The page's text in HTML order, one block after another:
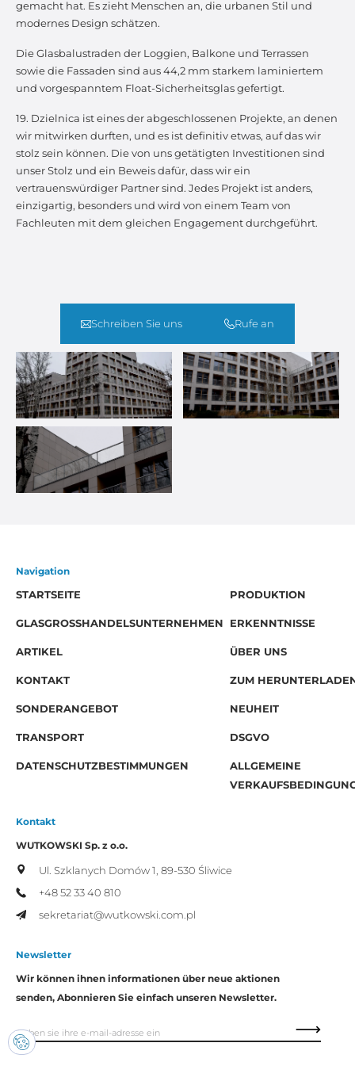
gemacht hat. Es zieht Menschen an, die urbanen Stil und
modernes Design schätzen.
Die Glasbalustraden der Loggien, Balkone und Terrassen
sowie die Fassaden sind aus 44,2 mm starkem laminiertem
und vorgespanntem Float-Sicherheitsglas gefertigt.
19. Dzielnica ist eines der abgeschlossenen Projekte, an denen
wir mitwirken durften, und es ist definitiv etwas, auf das wir
stolz sein können. Die von uns getätigten Investitionen sind
unser Stolz und ein Beweis dafür, dass wir ein
vertrauenswürdiger Partner sind. Jedes Projekt ist anders,
einzigartig, besonders und wird von einem Team von
Fachleuten mit dem gleichen Engagement durchgeführt.
Schreiben Sie uns Rufe an
Navigation
STARTSEITE
PRODUKTION
GLASGROSSHANDELSUNTERNEHMEN ERKENNTNISSE
ARTIKEL ÜBER UNS
KONTAKT ZUM
SONDERANGEBOT NEUHEIT
TRANSPORT DSGVO
DATENSCHUTZBESTIMMUNGEN
ALLGEMEINE
Kontakt
WUTKOWSKI Sp. z o.o.
Ul. Szklanych Domów 1, 89-530 Śliwice
+48 52 33 40 810
sekretariat@wutkowski.com.pl
Newsletter
Wir können ihnen informationen über neue aktionen
senden, Abonnieren Sie einfach unseren Newsletter.